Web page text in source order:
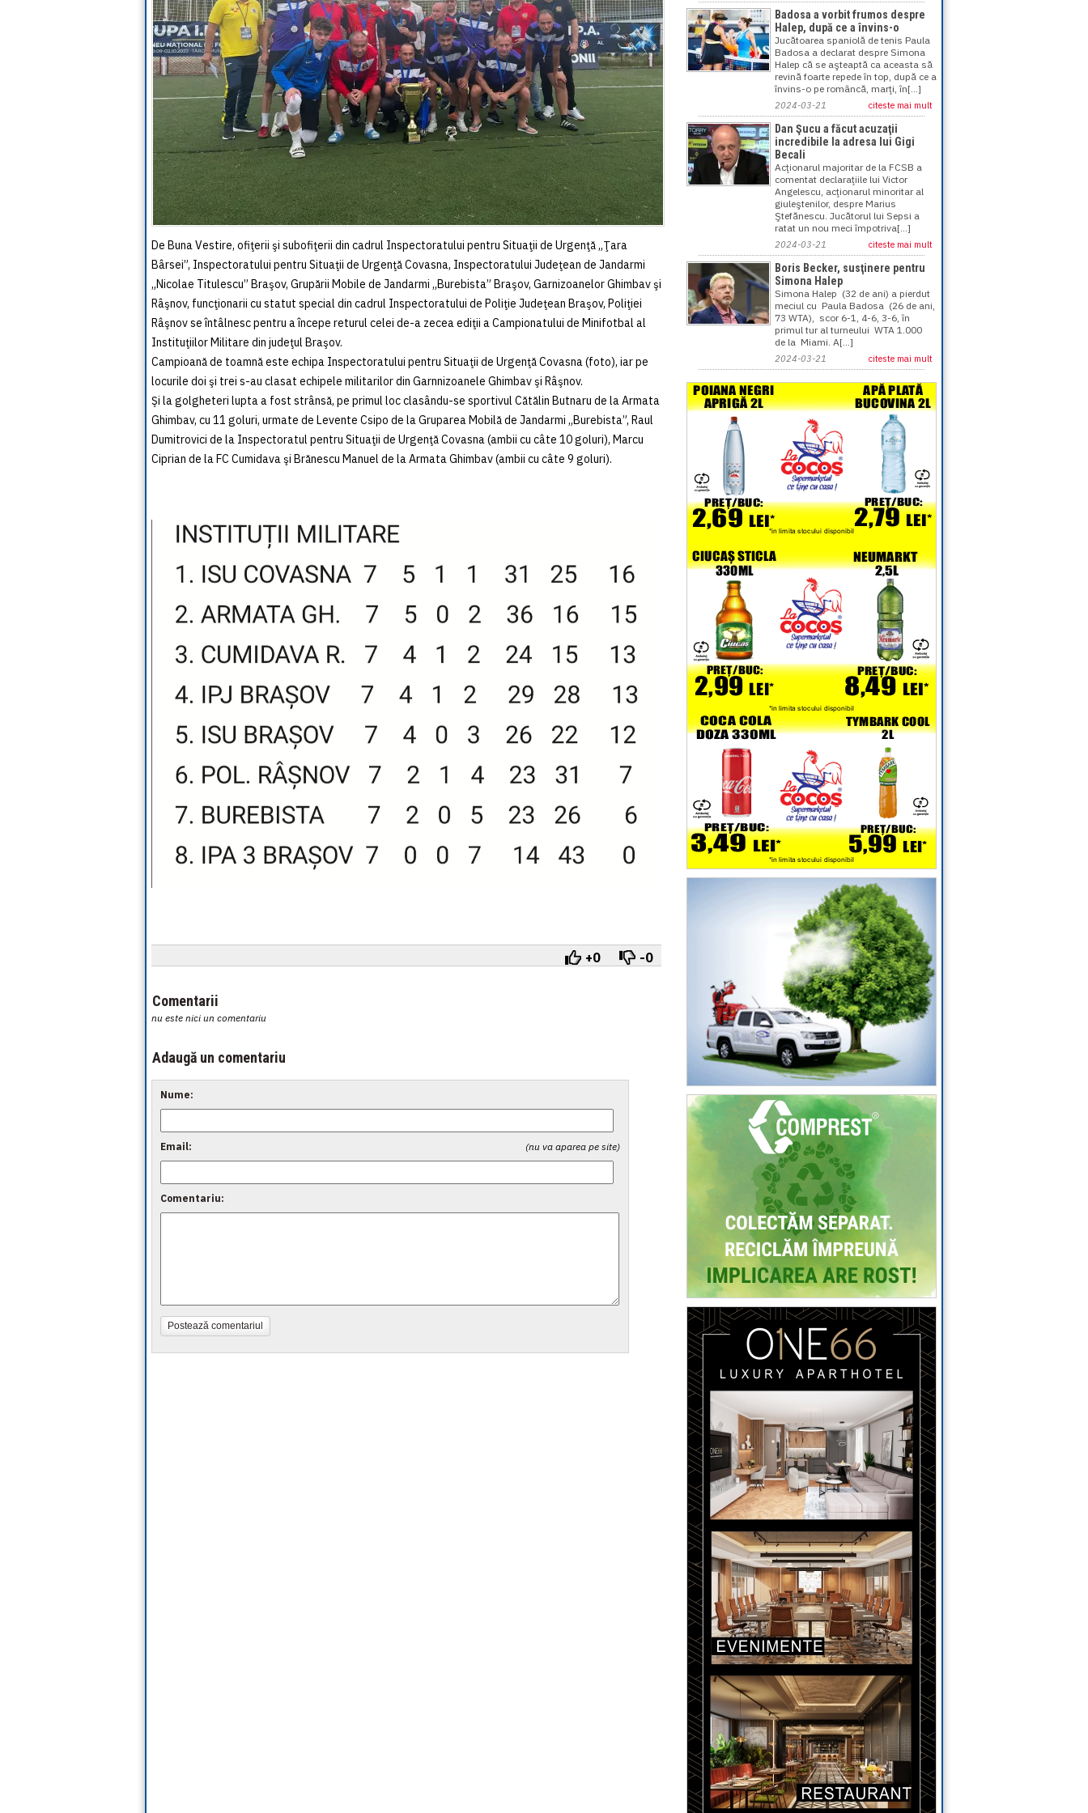
De Buna Vestire, ofiţerii şi subofiţerii din cadrul Inspectoratului pentru Situaţii de Urgenţă „Ţara
Bârsei”, Inspectoratului pentru Situaţii de Urgenţă Covasna, Inspectoratului Judeţean de Jandarmi
„Nicolae Titulescu” Braşov, Grupării Mobile de Jandarmi „Burebista” Braşov, Garnizoanelor Ghimbav şi
Râşnov, funcţionarii cu statut special din cadrul Inspectoratului de Poliţie Judeţean Braşov, Poliţiei
Râşnov se întâlnesc pentru a începe returul celei de-a zecea ediţii a Campionatului de Minifotbal al
Instituţiilor Militare din judeţul Braşov.
Campioană de toamnă este echipa Inspectoratului pentru Situaţii de Urgenţă Covasna (foto), iar pe
locurile doi şi trei s-au clasat echipele militarilor din Garnnizoanele Ghimbav şi Râşnov.
Şi la golgheteri lupta a fost strânsă, pe primul loc clasându-se sportivul Cătălin Butnaru de la Armata
Ghimbav, cu 11 goluri, urmate de Levente Csipo de la Gruparea Mobilă de Jandarmi „Burebista”, Raul
Dumitrovici de la Inspectoratul pentru Situaţii de Urgenţă Covasna (ambii cu câte 10 goluri), Marcu
Ciprian de la FC Cumidava şi Brănescu Manuel de la Armata Ghimbav (ambii cu câte 9 goluri).
+0 -0
Comentarii
nu este nici un comentariu
Adaugă un comentariu
Nume:
(nu va aparea pe site)
Email:
Comentariu:
Postează comentariul
Badosa a vorbit frumos despre
Halep, după ce a învins-o
Jucătoarea spaniolă de tenis Paula
Badosa a declarat despre Simona
Halep că se aşteaptă ca aceasta să
revină foarte repede în top, după ce a
învins-o pe româncă, marţi, în[...]
2024-03-21 citeste mai mult
Dan Şucu a făcut acuzaţii
incredibile la adresa lui Gigi
Becali
Acţionarul majoritar de la FCSB a
comentat declaraţiile lui Victor
Angelescu, acţionarul minoritar al
giuleştenilor, despre Marius
Ştefănescu. Jucătorul lui Sepsi a
ratat un nou meci împotriva[...]
2024-03-21 citeste mai mult
Boris Becker, susţinere pentru
Simona Halep
Simona Halep (32 de ani) a pierdut
meciul cu Paula Badosa (26 de ani,
73 WTA), scor 6-1, 4-6, 3-6, în
primul tur al turneului WTA 1.000
de la Miami. A[...]
2024-03-21 citeste mai mult